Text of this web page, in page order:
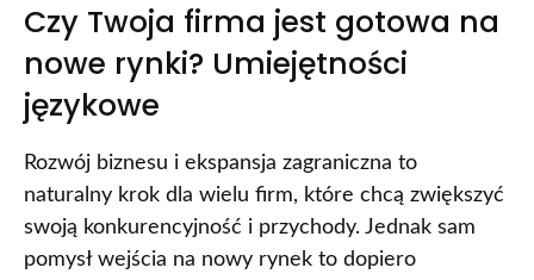
Czy Twoja firma jest gotowa na
nowe rynki? Umiejętności
językowe
Rozwój biznesu i ekspansja zagraniczna to
naturalny krok dla wielu firm, które chcą zwiększyć
swoją konkurencyjność i przychody. Jednak sam
pomysł wejścia na nowy rynek to dopiero